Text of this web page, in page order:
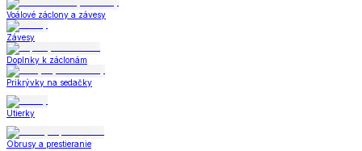
Voálové záclony a závesy
Závesy
Doplnky k záclonám
Prikrývky na sedačky
Utierky
Obrusy a prestieranie